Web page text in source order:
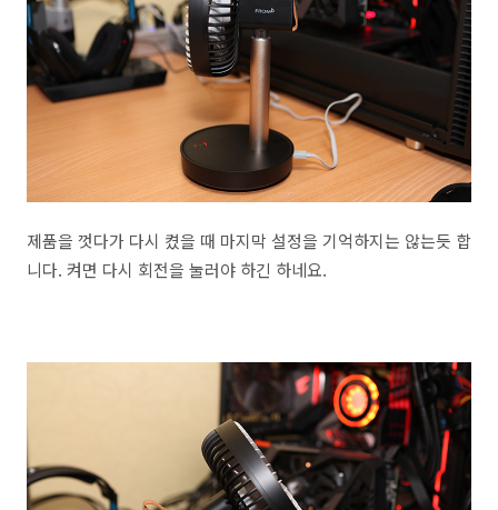
제품을 껏다가 다시 켰을 때 마지막 설정을 기억하지는 않는듯 합
니다. 켜면 다시 회전을 눌러야 하긴 하네요.